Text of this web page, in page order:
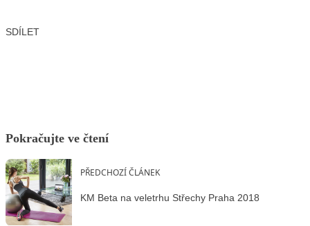
SDÍLET
Pokračujte ve čtení
PŘEDCHOZÍ ČLÁNEK
KM Beta na veletrhu Střechy Praha 2018